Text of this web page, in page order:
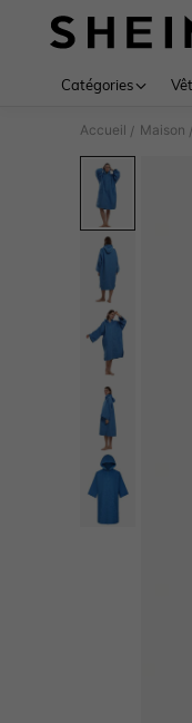
Catégories
Accueil / Maison /